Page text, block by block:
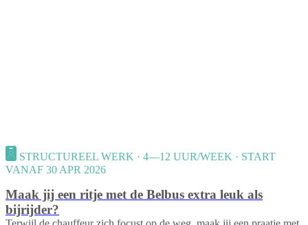
STRUCTUREEL WERK · 4—12 UUR/WEEK · START
VANAF 30 APR 2026
Maak jij een ritje met de Belbus extra leuk als
bijrijder?